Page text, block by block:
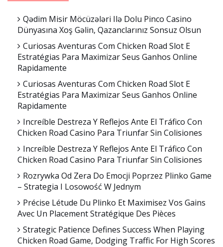
Qədim Misir Möcüzələri Ilə Dolu Pinco Casino
Dünyasına Xoş Gəlin, Qazanclarınız Sonsuz Olsun
Curiosas Aventuras Com Chicken Road Slot E
Estratégias Para Maximizar Seus Ganhos Online
Rapidamente
Curiosas Aventuras Com Chicken Road Slot E
Estratégias Para Maximizar Seus Ganhos Online
Rapidamente
Increíble Destreza Y Reflejos Ante El Tráfico Con
Chicken Road Casino Para Triunfar Sin Colisiones
Increíble Destreza Y Reflejos Ante El Tráfico Con
Chicken Road Casino Para Triunfar Sin Colisiones
Rozrywka Od Zera Do Emocji Poprzez Plinko Game
– Strategia I Losowość W Jednym
Précise Létude Du Plinko Et Maximisez Vos Gains
Avec Un Placement Stratégique Des Pièces
Strategic Patience Defines Success When Playing
Chicken Road Game, Dodging Traffic For High Scores